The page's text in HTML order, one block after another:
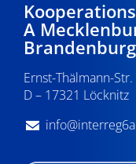
A
Ernst-Thälmann-Str.
D – 17321 Löcknitz